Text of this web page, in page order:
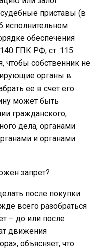
приставы (в
исполнительном
обеспечения
ГПК РФ, ст. 115
чтобы собственник не
органы в
ее в счет его
может быть
гражданского,
дела, органами
и органами
запрет?
после покупки
всего разобраться
– до или после
движения
объясняет, что